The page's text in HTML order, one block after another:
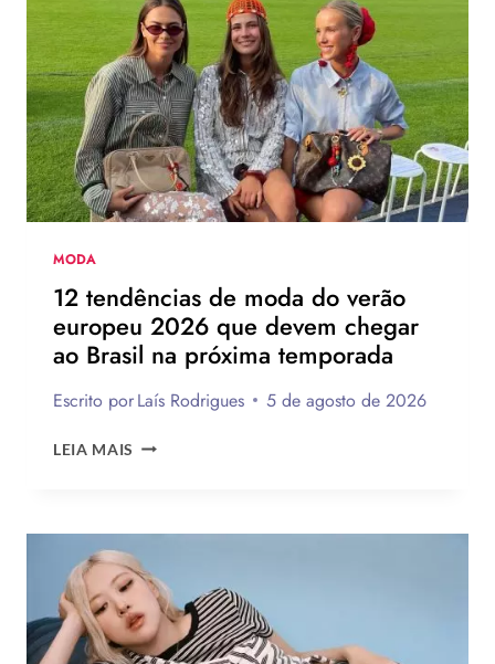
DE
SALTO
DA
HAVAIANAS?
MODA
12 tendências de moda do verão
europeu 2026 que devem chegar
ao Brasil na próxima temporada
Escrito porLaís Rodrigues 5 de agosto de 2026
LEIA MAIS
DO
VERÃO
EUROPEU
2026
QUE
DEVEM